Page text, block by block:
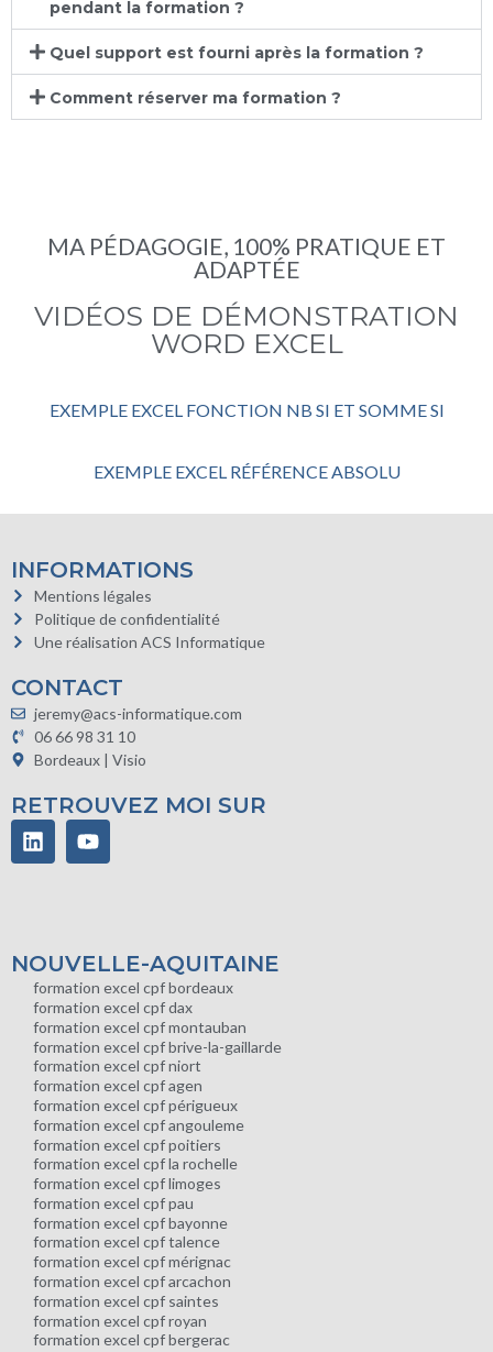
pendant la formation ?
Quel support est fourni après la formation ?
Comment réserver ma formation ?
MA PÉDAGOGIE, 100% PRATIQUE ET
ADAPTÉE
VIDÉOS DE DÉMONSTRATION
WORD EXCEL
EXEMPLE EXCEL FONCTION NB SI ET SOMME SI
EXEMPLE EXCEL RÉFÉRENCE ABSOLU
INFORMATIONS
Mentions légales
Politique de confidentialité
Une réalisation ACS Informatique
CONTACT
jeremy@acs-informatique.com
06 66 98 31 10
Bordeaux | Visio
RETROUVEZ MOI SUR
NOUVELLE-AQUITAINE
formation excel cpf bordeaux
formation excel cpf dax
formation excel cpf montauban
formation excel cpf brive-la-gaillarde
formation excel cpf niort
formation excel cpf agen
formation excel cpf périgueux
formation excel cpf angouleme
formation excel cpf poitiers
formation excel cpf la rochelle
formation excel cpf limoges
formation excel cpf pau
formation excel cpf bayonne
formation excel cpf talence
formation excel cpf mérignac
formation excel cpf arcachon
formation excel cpf saintes
formation excel cpf royan
formation excel cpf bergerac